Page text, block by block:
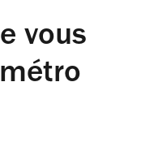
vous